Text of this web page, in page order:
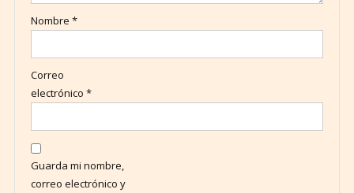
Nombre *
Correo
electrónico *
Guarda mi nombre,
correo electrónico y